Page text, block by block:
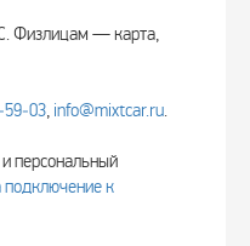
Физлицам — карта,
, info@mixtcar.ru.
персональный
подключение к